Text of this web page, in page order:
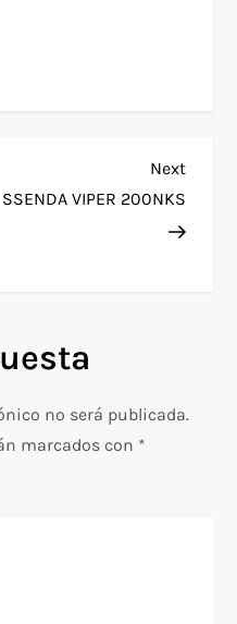
Next
Post
Next
SSENDA VIPER 200NKS
no será publicada.
marcados con *